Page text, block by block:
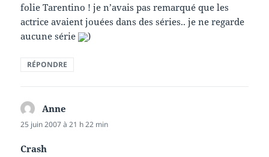
folie Tarentino ! je n’avais pas remarqué que les
actrice avaient jouées dans des séries.. je ne regarde
aucune série
)
RÉPONDRE
Anne
25 juin 2007 à 21 h 22 min
Crash